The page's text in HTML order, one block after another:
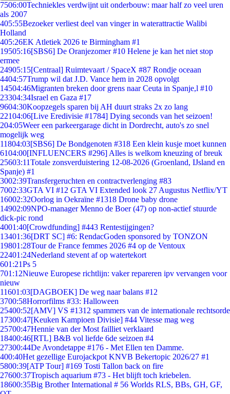
7506:00Techniekles verdwijnt uit onderbouw: maar half zo veel uren
als 2007
405:55Bezoeker verliest deel van vinger in waterattractie Walibi
Holland
405:26EK Atletiek 2026 te Birmingham #1
19505:16[SBS6] De Oranjezomer #10 Helene je kan het niet stop
ermee
24905:15[Centraal] Ruimtevaart / SpaceX #87 Rondje oceaan
4404:57Trump wil dat J.D. Vance hem in 2028 opvolgt
14504:46Migranten breken door grens naar Ceuta in Spanje,l #10
23304:34Israel en Gaza #17
9604:30Koopzegels sparen bij AH duurt straks 2x zo lang
22104:06[Live Eredivisie #1784] Dying seconds van het seizoen!
204:05Weer een parkeergarage dicht in Dordrecht, auto's zo snel
mogelijk weg
11804:03[SBS6] De Bondgenoten #318 Een klein kusje moet kunnen
6104:00[INFLUENCERS #296] Alles is welkom kneuzing of breuk
25603:11Totale zonsverduistering 12-08-2026 (Groenland, IJsland en
Spanje) #1
3002:39Transfergeruchten en contractverlenging #83
7002:33GTA VI #12 GTA VI Extended look 27 Augustus Netflix/YT
16002:32Oorlog in Oekraïne #1318 Drone baby drone
14902:09NPO-manager Menno de Boer (47) op non-actief stuurde
dick-pic rond
4001:40[Crowdfunding] #443 Rentestijgingen?
13401:36[DRT SC] #6: RendacGoden sponsored by TONZON
19801:28Tour de France femmes 2026 #4 op de Ventoux
22401:24Nederland stevent af op watertekort
601:21Ps 5
701:12Nieuwe Europese richtlijn: vaker repareren ipv vervangen voor
nieuw
11601:03[DAGBOEK] De weg naar balans #12
3700:58Horrorfilms #33: Halloween
25400:52[AMV] VS #1312 spammers van de internationale rechtsorde
17300:47[Keuken Kampioen Divisie] #44 Vitesse mag weg
25700:47Hennie van der Most failliet verklaard
18400:46[RTL] B&B vol liefde 6de seizoen #4
27300:44De Avondetappe #176 - Met Ellen ten Damme.
400:40Het gezellige Eurojackpot KNVB Bekertopic 2026/27 #1
5800:39[ATP Tour] #169 Tosti Tallon back on fire
27600:37Tropisch aquarium #73 - Het blijft toch kriebelen.
18600:35Big Brother International # 56 Worlds RLS, BBs, GH, GF,